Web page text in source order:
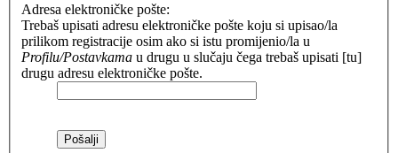
Adresa elektroničke pošte:
Trebaš upisati adresu elektroničke pošte koju si upisao/la
prilikom registracije osim ako si istu promijenio/la u
Profilu/Postavkama u drugu u slučaju čega trebaš upisati [tu]
drugu adresu elektroničke pošte.